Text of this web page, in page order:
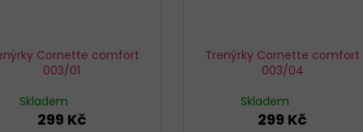
Cornette comfort
003/01
Skladem
299 Kč
Trenýrky Cornette comfort
003/04
Skladem
299 Kč